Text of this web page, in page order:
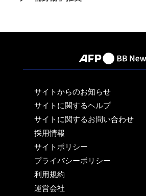
サイトからのお知らせ
サイトに関するヘルプ
サイトに関するお問い合わせ
採用情報
サイトポリシー
プライバシーポリシー
利用規約
運営会社